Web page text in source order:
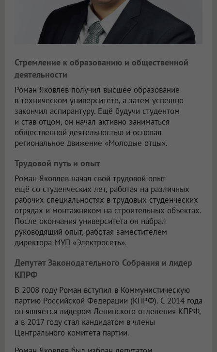
Стремление к образованию и общественной
деятельности
Роман Яковлев получил высшее образование
в техническом университете, а затем успешно
закончил аспирантуру. Ещё будучи студентом
и став отцом, он начал активно заниматься
общественной деятельностью и основал
региональное движение «Молодые отцы».
Трудовой путь и опыт
Роман Яковлев начал свой трудовой опыт
ещё со студенческих лет, работая на различных
рабочих специальностях в трудовых студенческих
отрядах и монтажником на строительных объектах.
После окончания университета он набрал
руководящий опыт, работая заместителем
директора МУП «Электросеть».
Депутат Законодательного Собрания и лидер
КПРФ
В 2008 году Роман вступил в Коммунистическую
партию Российской Федерации (КПРФ). С 2014 года
он является лидером Ленинского отделения КПРФ,
а в 2017 году стал кандидатом в члены
Центрального комитета партии.